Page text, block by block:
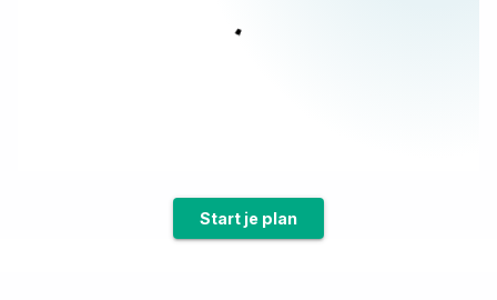
Start je plan